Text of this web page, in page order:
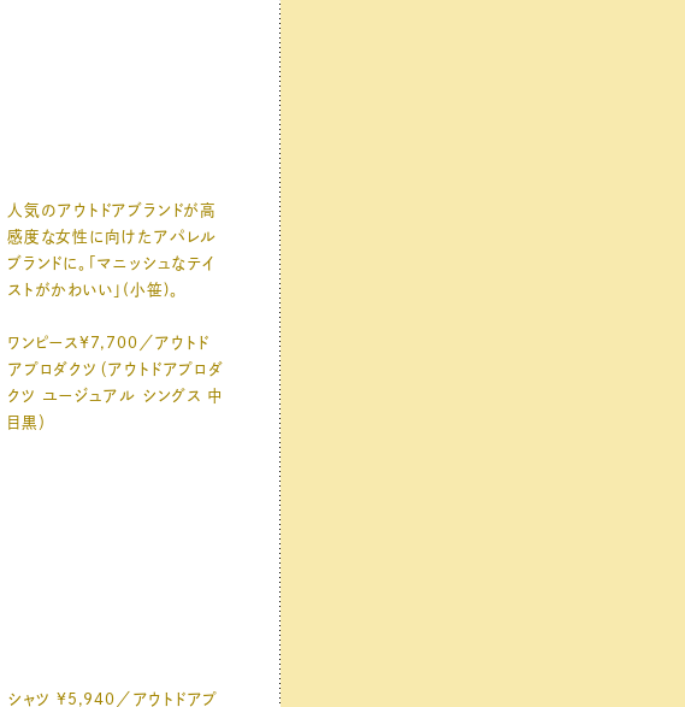
人気のアウトドアブランドが高
感度な女性に向けたアパレル
ブランドに。「マニッシュなテイ
ストがかわいい」(小笹)。
ワンピース¥7,700／アウトド
アプロダクツ（アウトドアプロダ
クツ ユージュアル シングス 中
目黒）
シャツ ¥5,940／アウトドアプ